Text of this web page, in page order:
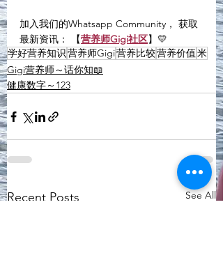
加入我们的Whatsapp Community， 获取
最新资讯： 【营养师Gigi社区】💛
学好营养知识营养师Gigi营养比较营养价值米
Gigi营养师～话你知📖
健康数字～123
Recent Posts See All